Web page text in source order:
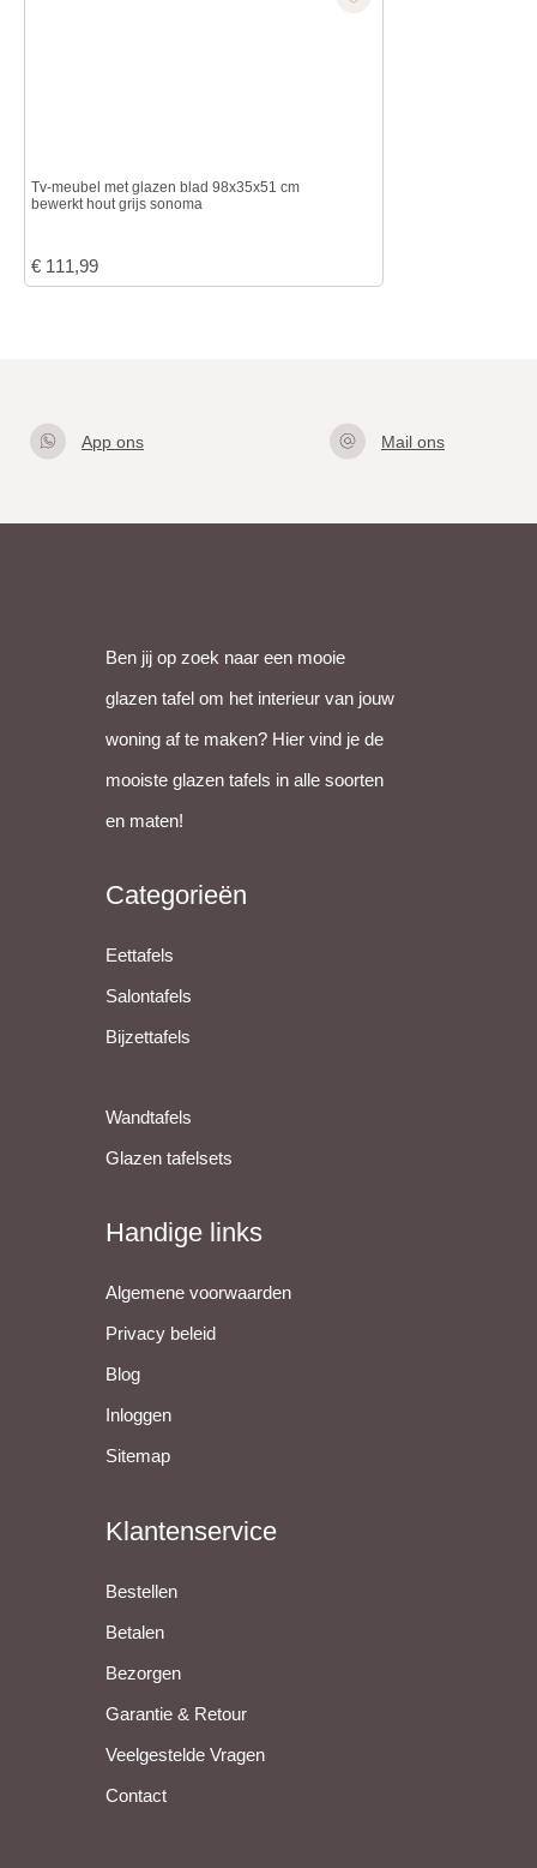
Tv-meubel met glazen blad 98x35x51 cm
bewerkt hout grijs sonoma
€ 111,99
App ons
Mail ons
Ben jij op zoek naar een mooie
glazen tafel om het interieur van jouw
woning af te maken? Hier vind je de
mooiste glazen tafels in alle soorten
en maten!
Categorieën
Eettafels
Salontafels
Bijzettafels
Wandtafels
Glazen tafelsets
Handige links
Algemene voorwaarden
Privacy beleid
Blog
Inloggen
Sitemap
Klantenservice
Bestellen
Betalen
Bezorgen
Garantie & Retour
Veelgestelde Vragen
Contact